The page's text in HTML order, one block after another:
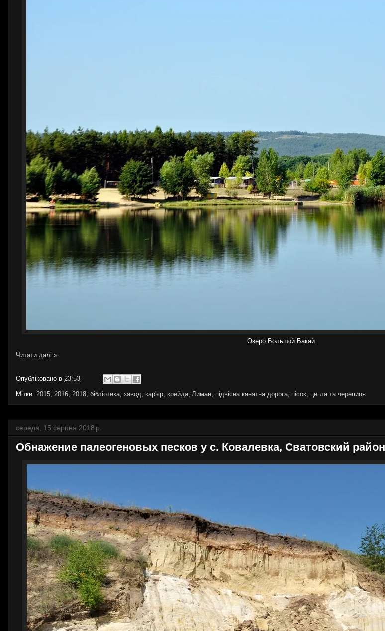
Озеро Большой Бакай
Читати далі »
Опубліковано в 23:53
Мітки: 2015, 2016, 2018, бібліотека, завод, кар'єр, крейда, Лиман, підвісна канатна дорога, пісок, цегла та черепиця
середа, 15 серпня 2018 р.
Обнажение палеогеновых песков у с. Ковалевка, Сватовский район